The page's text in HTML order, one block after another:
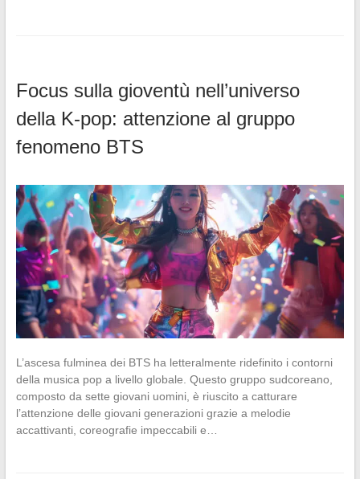
Focus sulla gioventù nell’universo
della K-pop: attenzione al gruppo
fenomeno BTS
L’ascesa fulminea dei BTS ha letteralmente ridefinito i contorni
della musica pop a livello globale. Questo gruppo sudcoreano,
composto da sette giovani uomini, è riuscito a catturare
l’attenzione delle giovani generazioni grazie a melodie
accattivanti, coreografie impeccabili e…